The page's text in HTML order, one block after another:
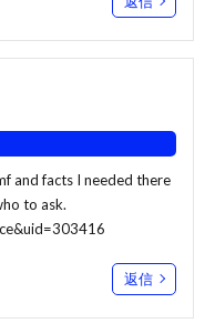
and facts I needed there
to ask.
返信